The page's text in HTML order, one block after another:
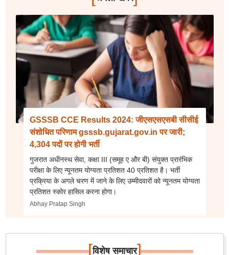
GSSSB CCE Results 2024: जीएसएसएसबी सीसीई
संशोधित परिणाम gsssb.gujarat.gov.in पर जारी;
4,304 पदों पर होगी भर्ती
गुजरात अधीनस्थ सेवा, कक्षा III (समूह ए और बी) संयुक्त प्रारंभिक
परीक्षा के लिए न्यूनतम योग्यता प्रतिशत 40 प्रतिशत है। भर्ती
प्रक्रिया के अगले चरण में जाने के लिए उम्मीदवारों को न्यूनतम योग्यता
प्रतिशत स्कोर हासिल करना होगा।
Abhay Pratap Singh
[विशेष समाचार]